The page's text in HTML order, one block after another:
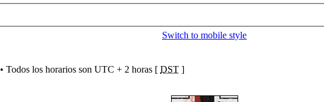
Switch to mobile style
• Todos los horarios son UTC + 2 horas [ DST ]